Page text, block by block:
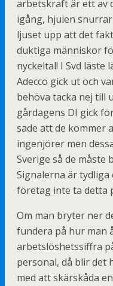
arbetskraft är ett av
igång, hjulen
ljuset upp att det
duktiga människor
nyckeltal! I Svd läste
Adecco gick ut och
behöva tacka nej till
gårdagens DI gick
sade att de kommer
ingenjörer men
Sverige så de måste
Signalerna är tydliga
företag inte ta detta
Om man bryter ner
fundera på hur man
arbetslöshetssiffra
personal, då blir det
med att skärskåda